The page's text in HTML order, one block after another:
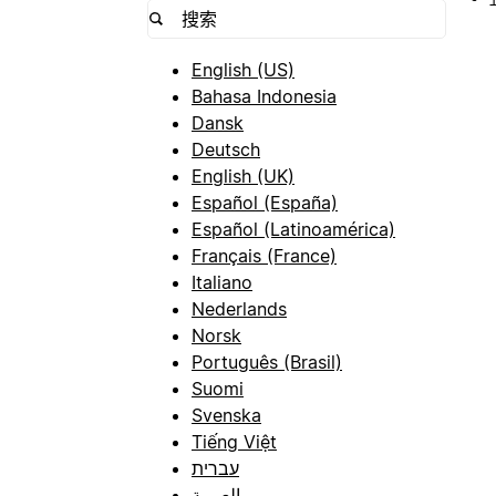
English (US)
Bahasa Indonesia
Dansk
Deutsch
English (UK)
Español (España)
Español (Latinoamérica)
Français (France)
Italiano
Nederlands
Norsk
Português (Brasil)
Suomi
Svenska
Tiếng Việt
עברית